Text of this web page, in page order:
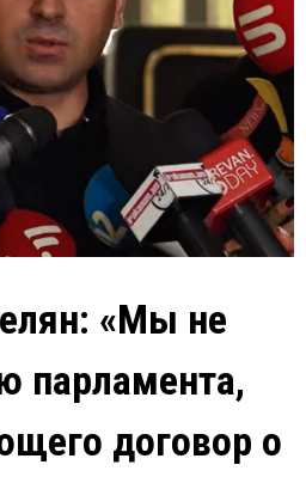
«Мы не
парламента,
договор о